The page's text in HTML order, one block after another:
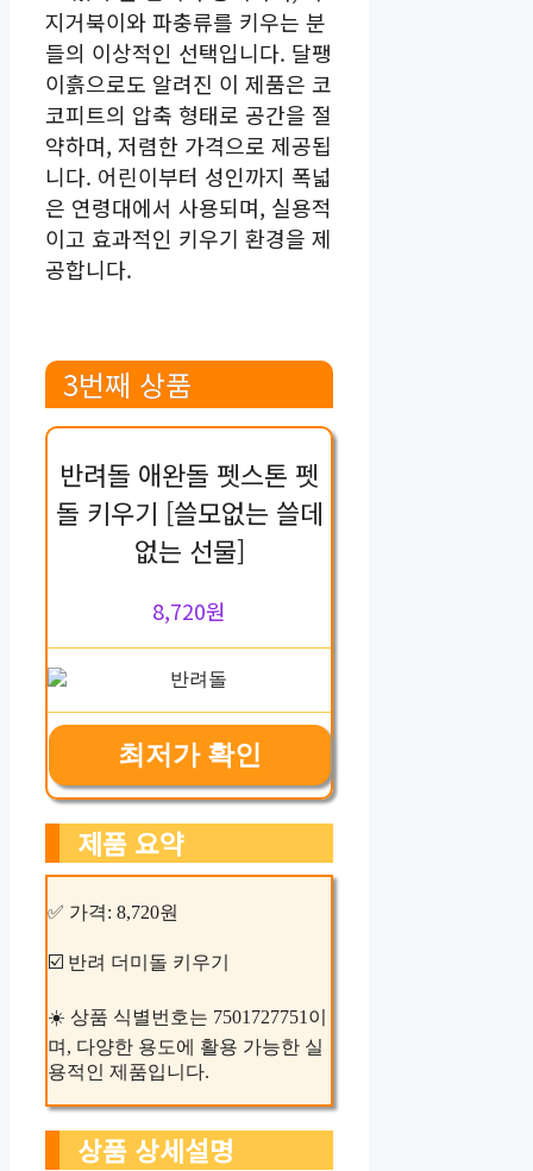
지거북이와 파충류를 키우는 분
들의 이상적인 선택입니다. 달팽
이흙으로도 알려진 이 제품은 코
코피트의 압축 형태로 공간을 절
약하며, 저렴한 가격으로 제공됩
니다. 어린이부터 성인까지 폭넓
은 연령대에서 사용되며, 실용적
이고 효과적인 키우기 환경을 제
공합니다.
3번째 상품
반려돌 애완돌 펫스톤 펫
돌 키우기 [쓸모없는 쓸데
없는 선물]
8,720원
최저가 확인
제품 요약
✅ 가격: 8,720원
☑️ 반려 더미돌 키우기
☀️ 상품 식별번호는 7501727751이
며, 다양한 용도에 활용 가능한 실
용적인 제품입니다.
상품 상세설명